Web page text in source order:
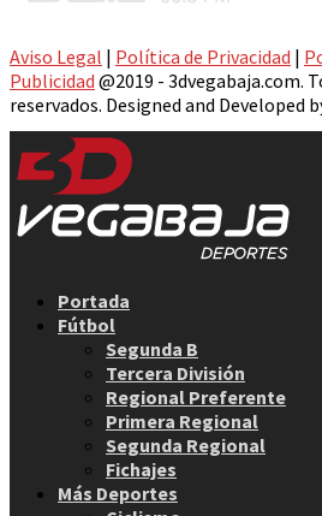
Aviso Legal | Política de Privacidad |
Publicidad @2019 - 3dvegabaja.com.
reservados. Designed and Developed
Portada
Fútbol
Segunda B
Tercera División
Regional Preferente
Primera Regional
Segunda Regional
Fichajes
Más Deportes